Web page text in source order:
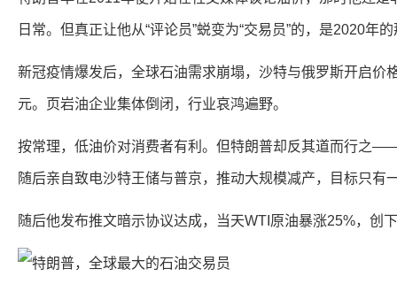
日常。但真正让他从“评论员”蜕变为“交易员”的，是2020年
新冠疫情爆发后，全球石油需求崩塌，沙特与俄罗斯开启价
元。页岩油企业集体倒闭，行业哀鸿遍野。
按常理，低油价对消费者有利。但特朗普却反其道而行之
随后亲自致电沙特王储与普京，推动大规模减产，目标只有
随后他发布推文暗示协议达成，当天WTI原油暴涨25%，创